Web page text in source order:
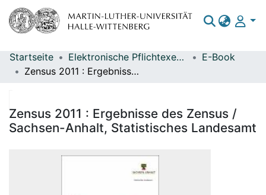
Bereiche & Sammlungen
Statistiken
Startseite Elektronische Pflichtexemplare
E-Book
Zensus 2011 : Ergebnisse des Zensus / Sachsen-Anhalt, Statistisches Landesamt
Zensus 2011 : Ergebnisse des Zensus /
Sachsen-Anhalt, Statistisches Landesamt